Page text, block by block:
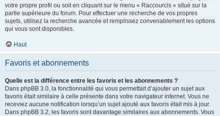
votre propre profil ou soit en cliquant sur le menu « Raccourcis » situé sur la
partie supérieure du forum. Pour effectuer une recherche de vos propres
sujets, utilisez la recherche avancée et remplissez convenablement les options
qui vous sont disponibles.
Haut
Favoris et abonnements
Quelle est la différence entre les favoris et les abonnements ?
Dans phpBB 3.0, la fonctionnalité qui vous permettait d’ajouter un sujet aux
favoris était similaire à celle présente dans votre navigateur internet. Vous ne
receviez aucune notification lorsqu’un sujet ajouté aux favoris était mis à jour.
Dans phpBB 3.2, les favoris sont davantage similaires aux abonnements. Vous